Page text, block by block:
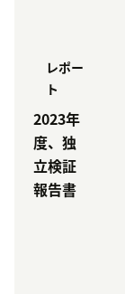
レポー
ト
2023年
度、独
立検証
報告書